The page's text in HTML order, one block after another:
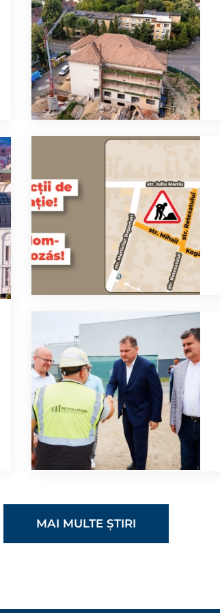
MAI MULTE ȘTIRI